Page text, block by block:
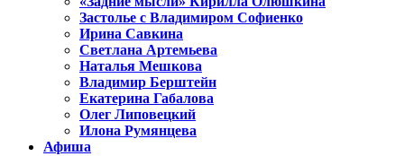
Застолье с Владимиром Софиенко
Ирина Савкина
Светлана Артемьева
Наталья Мешкова
Владимир Берштейн
Екатерина Габалова
Олег Липовецкий
Илона Румянцева
Афиша